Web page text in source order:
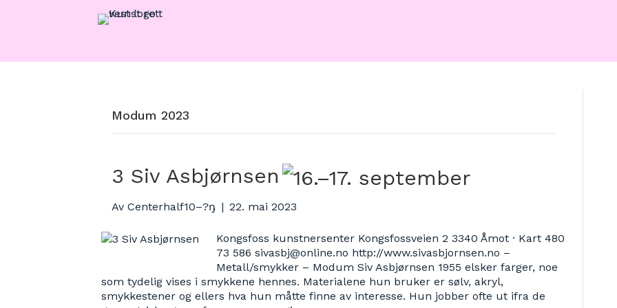
Modum 2023
3 Siv Asbjørnsen
Av Centerhalf10–?ŋ | 22. mai 2023
Kongsfoss kunstnersenter Kongsfossveien 2 3340 Åmot · Kart 480
73 586 sivasbj@online.no http://www.sivasbjornsen.no –
Metall/smykker – Modum Siv Asbjørnsen 1955 elsker farger, noe
som tydelig vises i smykkene hennes. Materialene hun bruker er sølv, akryl,
smykkestener og ellers hva hun måtte finne av interesse. Hun jobber ofte ut ifra de